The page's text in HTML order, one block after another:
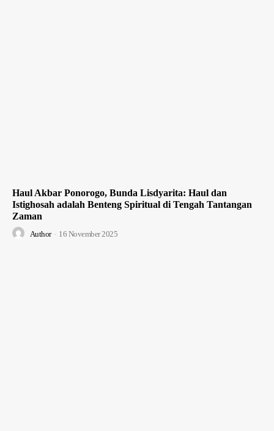
Haul Akbar Ponorogo, Bunda Lisdyarita: Haul dan
Istighosah adalah Benteng Spiritual di Tengah Tantangan
Zaman
Author - 16 November 2025